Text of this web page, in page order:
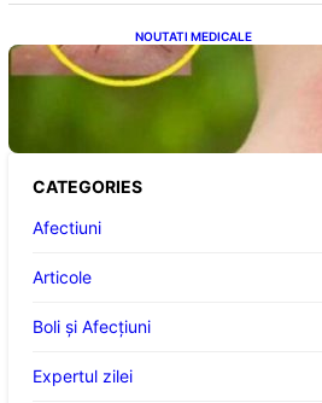
NOUTATI MEDICALE
Cum bacteriile pielii
țânțarilor: O nouă
CATEGORIES
Afectiuni
Articole
Boli și Afecțiuni
Expertul zilei